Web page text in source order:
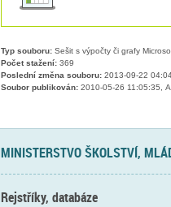
Typ souboru:Sešit s výpočty či grafy
Počet stažení:369
Poslední změna souboru:2013-09-22
Soubor publikován:2010-05-26 11:05:35,
MINISTERSTVO ŠKOLSTVÍ,
Rejstříky, databáze